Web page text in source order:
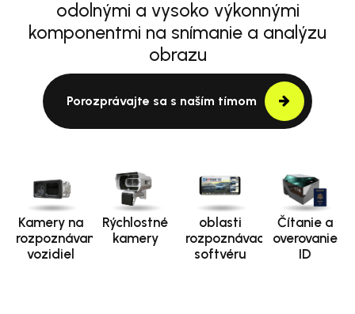
odolnými a vysoko výkonnými
komponentmi na snímanie a analýzu
obrazu
Porozprávajte sa s naším tímom
Kamery na
rozpoznávanie
vozidiel
Rýchlostné
kamery
oblasti
rozpoznávacieho
softvéru
Čítanie a
overovanie
ID